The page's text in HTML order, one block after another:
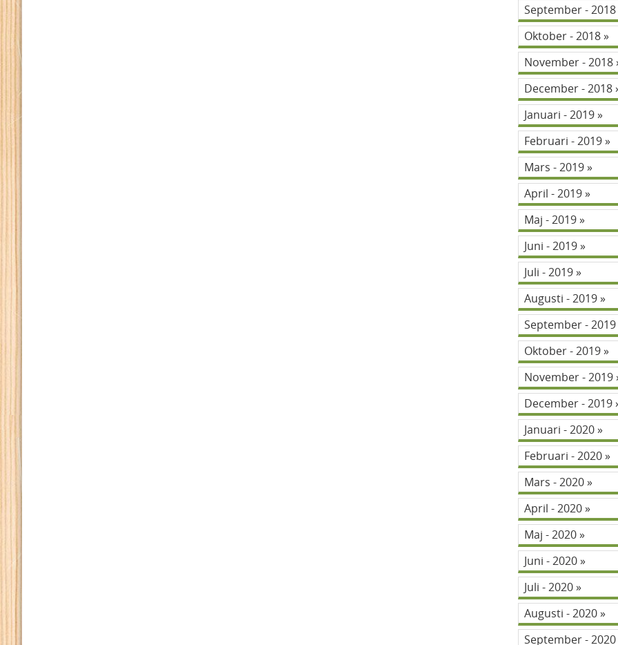
September - 2018
Oktober - 2018
November - 2018
December - 2018
Januari - 2019
Februari - 2019
Mars - 2019
April - 2019
Maj - 2019
Juni - 2019
Juli - 2019
Augusti - 2019
September - 2019
Oktober - 2019
November - 2019
December - 2019
Januari - 2020
Februari - 2020
Mars - 2020
April - 2020
Maj - 2020
Juni - 2020
Juli - 2020
Augusti - 2020
September - 2020